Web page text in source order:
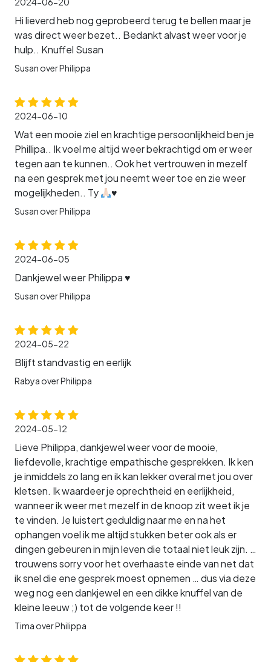
Hi lieverd heb nog geprobeerd terug te bellen maar je
was direct weer bezet.. Bedankt alvast weer voor je
hulp.. Knuffel Susan
Susan over Philippa
2024-06-10
Wat een mooie ziel en krachtige persoonlijkheid ben je
Phillipa.. Ik voel me altijd weer bekrachtigd om er weer
tegen aan te kunnen.. Ook het vertrouwen in mezelf
na een gesprek met jou neemt weer toe en zie weer
mogelijkheden.. Ty
♥️
Susan over Philippa
2024-06-05
Dankjewel weer Philippa ♥️
Susan over Philippa
2024-05-22
Blijft standvastig en eerlijk
Rabya over Philippa
2024-05-12
Lieve Philippa, dankjewel weer voor de mooie,
liefdevolle, krachtige empathische gesprekken. Ik ken
je inmiddels zo lang en ik kan lekker overal met jou over
kletsen. Ik waardeer je oprechtheid en eerlijkheid,
wanneer ik weer met mezelf in de knoop zit weet ik je
te vinden. Je luistert geduldig naar me en na het
ophangen voel ik me altijd stukken beter ook als er
dingen gebeuren in mijn leven die totaal niet leuk zijn. …
trouwens sorry voor het overhaaste einde van net dat
ik snel die ene gesprek moest opnemen … dus via deze
weg nog een dankjewel en een dikke knuffel van de
kleine leeuw ;) tot de volgende keer !!
Tima over Philippa